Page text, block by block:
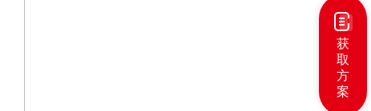
获
取
方
案